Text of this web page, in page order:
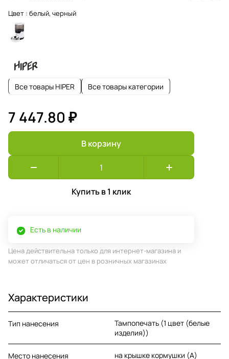
Цвет : белый, черный
Все товары HIPER Все товары категории
7 447.80 ₽
В корзину
Купить в 1 клик
Есть в наличии
Цена действительна только для интернет-магазина и
может отличаться от цен в розничных магазинах
Характеристики
Тип нанесения
Тампопечать (1 цвет (белые
изделия))
Место нанесения на крышке кормушки (A)